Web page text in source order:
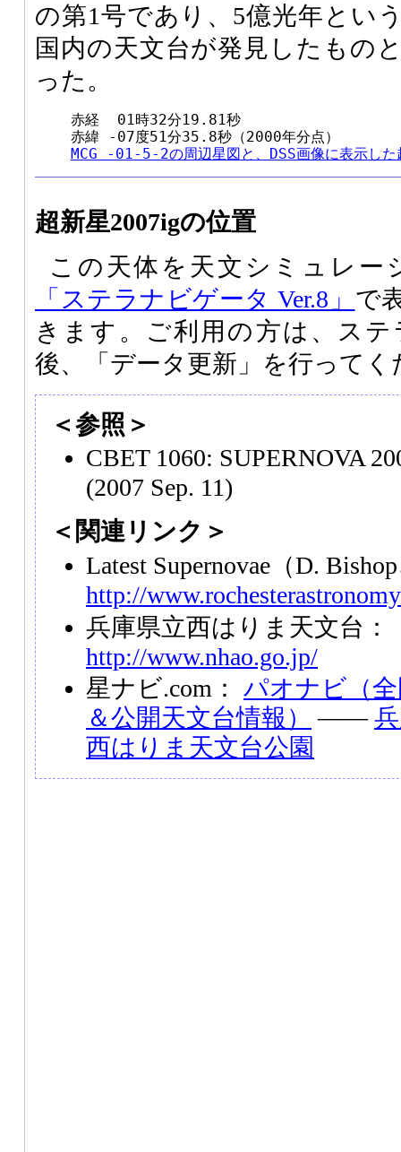
の第1号であり、5億光年とい
国内の天文台が発見したもの
った。
    赤経  01時32分19.81秒
    赤緯 -07度51分35.8秒（2000年分点）
MCG -01-5-2の周辺星図と、DSS画像に表示した
超新星2007igの位置
この天体を天文シミュレー
「ステラナビゲータ Ver.8」 で
きます。ご利用の方は、ス
後、「データ更新」を行ってく
＜参照＞
CBET 1060: SUPERNOVA
(2007 Sep. 11)
＜関連リンク＞
Latest Supernovae（D.
http://
兵庫県立西はりま天文台：
http://www.nhao.go.jp/
星ナビ.com： パオナビ（
＆公開天文台情報）
――
西はりま天文台公園